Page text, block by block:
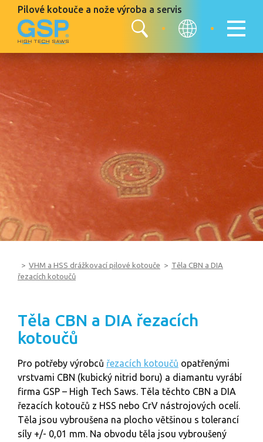
Pilové kotouče a nože výroba a servis
VHM a HSS drážkovací pilové kotouče
Těla CBN a DIA
řezacích kotoučů
Těla CBN a DIA řezacích
kotoučů
Pro potřeby výrobců řezacích kotoučů opatřenými
vrstvami CBN (kubický nitrid boru) a diamantu vyrábí
firma GSP – High Tech Saws. Těla těchto CBN a DIA
řezacích kotoučů z HSS nebo CrV nástrojových ocelí.
Těla jsou vybroušena na plocho většinou s tolerancí
síly +/- 0,01 mm. Na obvodu těla jsou vybroušený